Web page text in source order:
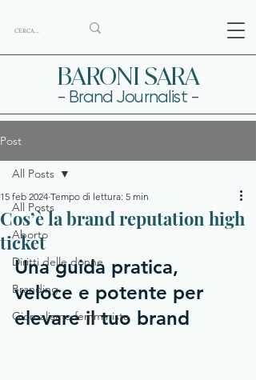
BARONI SARA
- Brand Journalist -
Post
All Posts
Aborto
Diritti delle donne
Branding
Giornalismo femminista
All Posts
Cos’è la brand reputation high
ticket
15 feb 2024 Tempo di lettura: 5 min
Una guida pratica,
veloce e potente per
elevare il tuo brand